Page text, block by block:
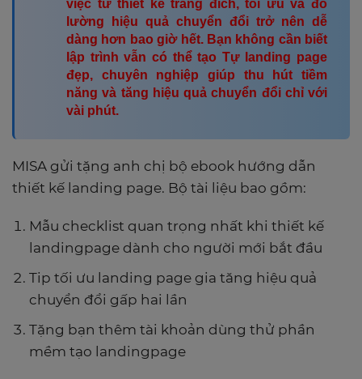
việc từ thiết kế trang đích, tối ưu và đo
lường hiệu quả chuyển đổi trở nên dễ
dàng hơn bao giờ hết. Bạn không cần biết
lập trình vẫn có thể tạo Tự landing page
đẹp, chuyên nghiệp giúp thu hút tiềm
năng và tăng hiệu quả chuyển đổi chỉ với
vài phút.
MISA gửi tặng anh chị bộ ebook hướng dẫn
thiết kế landing page. Bộ tài liệu bao gồm:
Mẫu checklist quan trọng nhất khi thiết kế
landingpage dành cho người mới bắt đầu
Tip tối ưu landing page gia tăng hiệu quả
chuyển đổi gấp hai lần
Tặng bạn thêm tài khoản dùng thử phần
mềm tạo landingpage